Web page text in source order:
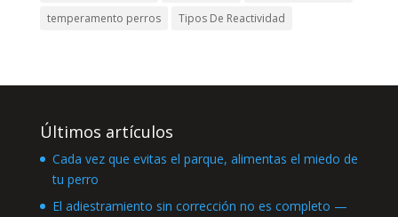
temperamento perros
Tipos De Reactividad
Últimos artículos
Cada vez que evitas el parque, alimentas el miedo de
tu perro
El adiestramiento sin corrección no es completo —